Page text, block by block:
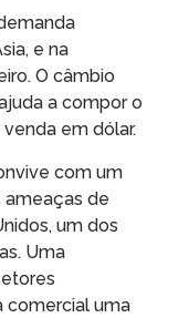
e na
O câmbio
a compor o
em dólar.
com um
ameaças de
um dos
Uma
comercial uma